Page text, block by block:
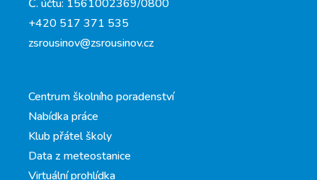
Č. účtu: 1561002369/0800
+420 517 371 535
zsrousinov@zsrousinov.cz
Centrum školního poradenství
Nabídka práce
Klub přátel školy
Data z meteostanice
Virtuální prohlídka